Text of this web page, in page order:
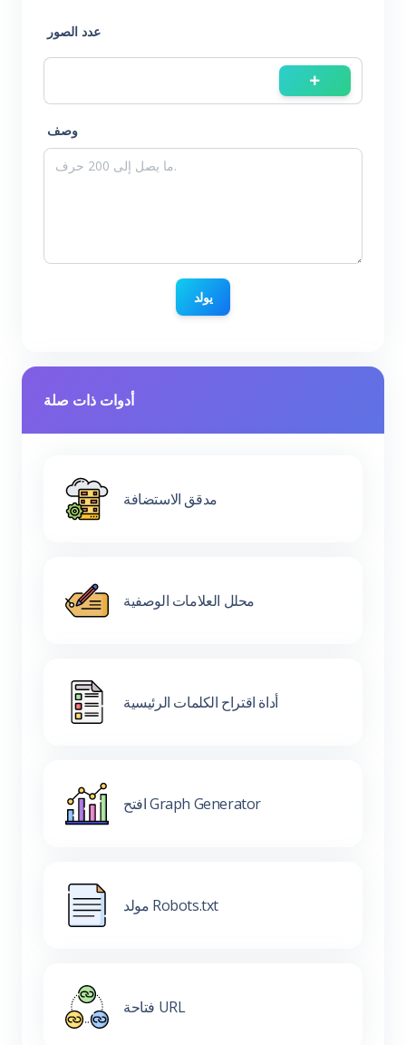
عدد الصور
وصف
يولد
أدوات ذات صلة
مدقق الاستضافة
محلل العلامات الوصفية
أداة اقتراح الكلمات الرئيسية
افتح Graph Generator
مولد Robots.txt
فتاحة URL